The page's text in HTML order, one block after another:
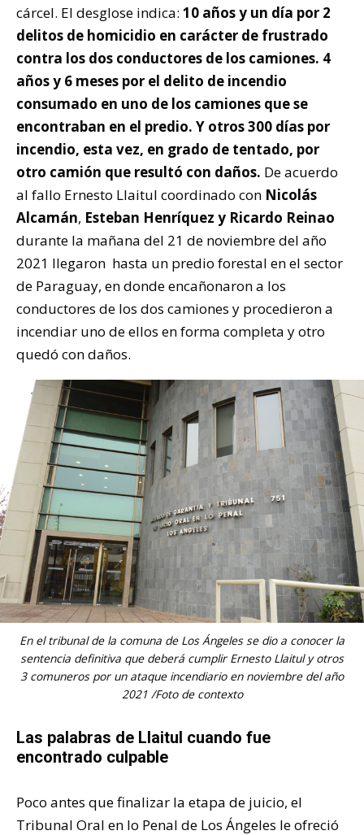
cárcel. El desglose indica: 10 años y un día por 2
delitos de homicidio en carácter de frustrado
contra los dos conductores de los camiones. 4
años y 6 meses por el delito de incendio
consumado en uno de los camiones que se
encontraban en el predio. Y otros 300 días por
incendio, esta vez, en grado de tentado, por
otro camión que resultó con daños. De acuerdo
al fallo Ernesto Llaitul coordinado con Nicolás
Alcamán, Esteban Henríquez y Ricardo Reinao
durante la mañana del 21 de noviembre del año
2021 llegaron hasta un predio forestal en el sector
de Paraguay, en donde encañonaron a los
conductores de los dos camiones y procedieron a
incendiar uno de ellos en forma completa y otro
quedó con daños.
En el tribunal de la comuna de Los Ángeles se dio a conocer la
sentencia definitiva que deberá cumplir Ernesto Llaitul y otros
3 comuneros por un ataque incendiario en noviembre del año
2021 /Foto de contexto
Las palabras de Llaitul cuando fue
encontrado culpable
Poco antes que finalizar la etapa de juicio, el
Tribunal Oral en lo Penal de Los Ángeles le ofreció